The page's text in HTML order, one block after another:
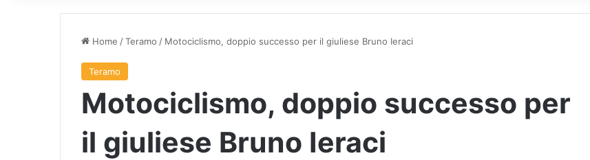
Home /Teramo / Motociclismo, doppio successo per il giuliese Bruno Ieraci
Teramo
Motociclismo, doppio successo per
il giuliese Bruno Ieraci